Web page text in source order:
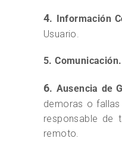
4. Información
Usuario.
5. Comunicación.
6. Ausencia de
demoras o
responsable de
remoto.